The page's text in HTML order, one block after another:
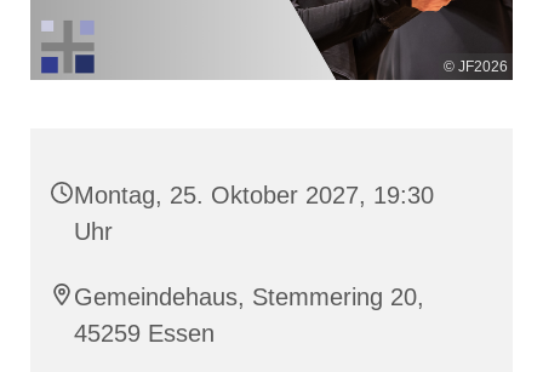
© JF2026
Montag, 25. Oktober 2027, 19:30
Uhr
Gemeindehaus, Stemmering 20,
45259 Essen